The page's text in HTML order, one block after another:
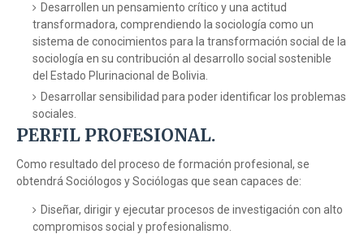
Desarrollen un pensamiento crítico y una actitud
transformadora, comprendiendo la sociología como un
sistema de conocimientos para la transformación social de la
sociología en su contribución al desarrollo social sostenible
del Estado Plurinacional de Bolivia.
Desarrollar sensibilidad para poder identificar los problemas
sociales.
PERFIL PROFESIONAL.
Como resultado del proceso de formación profesional, se
obtendrá Sociólogos y Sociólogas que sean capaces de:
Diseñar, dirigir y ejecutar procesos de investigación con alto
compromisos social y profesionalismo.